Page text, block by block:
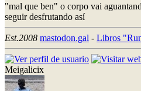
"mal que ben" o corpo vai
seguir desfrutando así
Est.2008 mastodon.gal - Libros
Meigalicix